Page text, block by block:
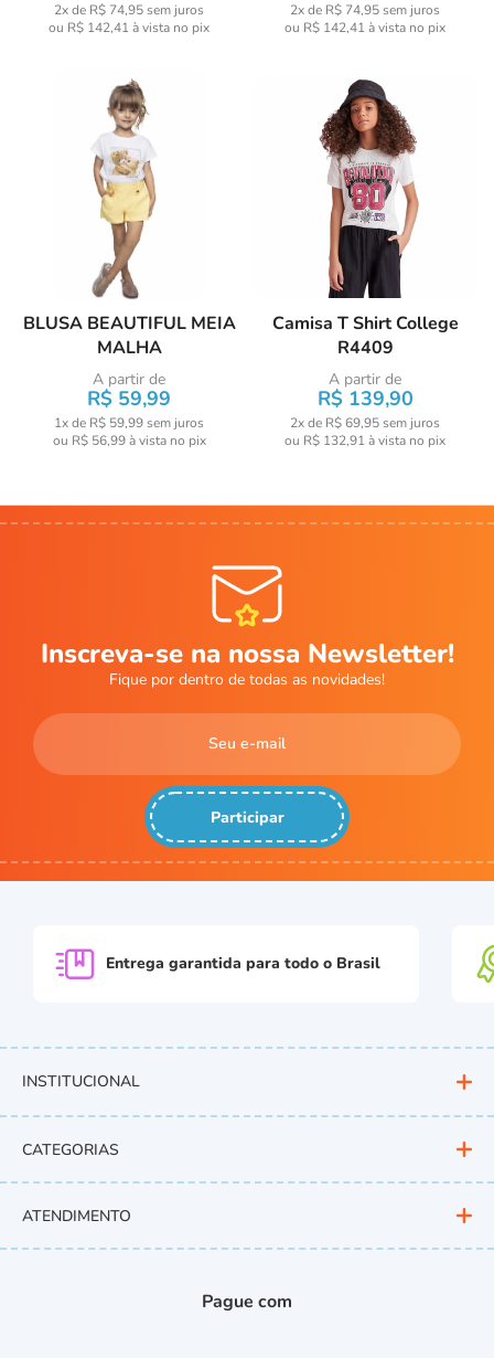
2x de R$ 74,95sem juros
ou R$ 142,41 à vista no pix
2x de R$ 74,95sem juros
ou R$ 142,41 à vista no pix
BLUSA BEAUTIFUL MEIA
MALHA
A partir de
R$ 59,99
1x de R$ 59,99sem juros
ou R$ 56,99à vista no pix
Camisa T Shirt College
R4409
A partir de
R$ 139,90
2x de R$ 69,95sem juros
ou R$ 132,91 à vista no pix
Inscreva-se na nossa Newsletter!
Fique por dentro de todas as novidades!
Participar
Entrega garantida para todo o Brasil
INSTITUCIONAL
CATEGORIAS
ATENDIMENTO
Pague com